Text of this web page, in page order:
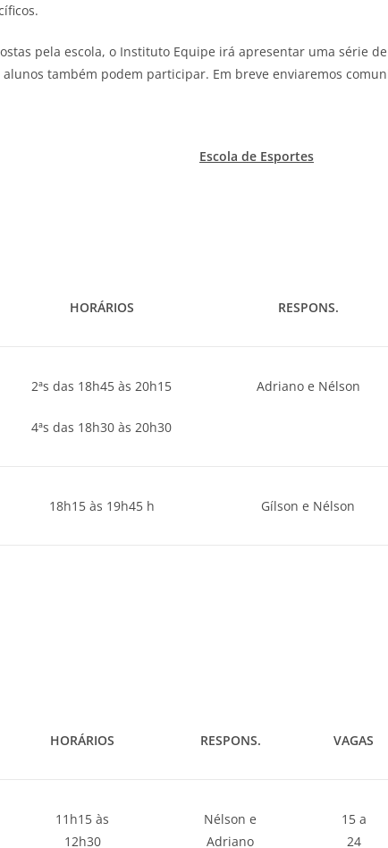
pela escola, o Instituto Equipe irá apresentar uma série
também podem participar. Em breve enviaremos
Escola de Esportes
HORÁRIOS RESPONS.
2ªs das 18h45 às 20h15
4ªs das 18h30 às 20h30
Adriano e Nélson
18h15 às 19h45 h Gílson e Nélson
HORÁRIOS RESPONS. VAGAS
11h15 às
12h30
Nélson e
Adriano
15 a
24